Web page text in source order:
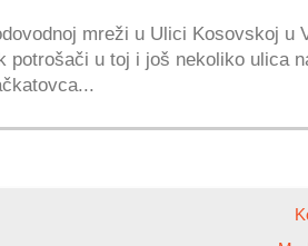
mreži u Ulici Kosovskoj u
potrošači u toj i još nekoliko ulica